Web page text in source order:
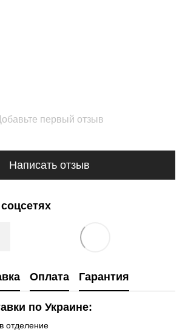
первый отзыв
Написать отзыв
Оплата Гарантия
по Украине:
отделение